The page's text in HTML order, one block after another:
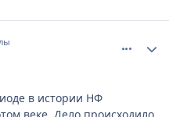
в истории НФ